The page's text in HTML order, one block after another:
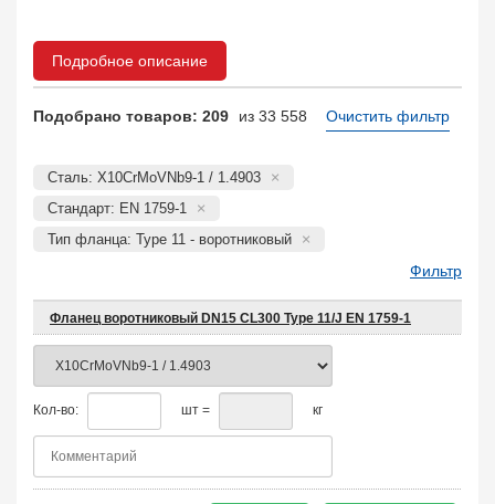
Подробное описание
Подобрано товаров: 209 из 33 558 Очистить фильтр
Сталь: X10CrMoVNb9-1 / 1.4903
Стандарт: EN 1759-1
Тип фланца: Type 11 - воротниковый
Фильтр
Фланец воротниковый DN15 CL300 Type 11/J EN 1759-1
Кол-во: шт = кг